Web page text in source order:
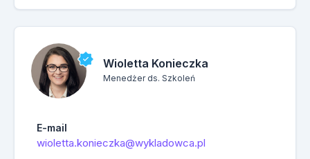
Wioletta Konieczka
Menedżer ds. Szkoleń
E-mail
wioletta.konieczka@wykladowca.pl